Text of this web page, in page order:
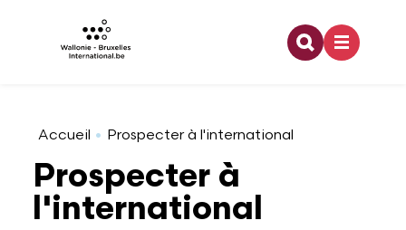
Aller au contenu principal
Recherche
Accueil Prospecter à l'international
Prospecter à
l'international
Coopération internationale
Europe
Architecture
Arts visuels
Emploi
Enseignement
Bourses doctorales
Financement dans le cadre d'une activité de
recherche
Relations bilatérales
Relations multilatérales
Organigramme
Développement durable